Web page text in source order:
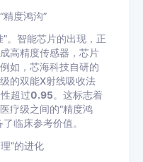
精度鸿沟”
。智能芯片的出现，正
高精度传感器，芯片
如，芯海科技自研的
的双能X射线吸收法
超过0.95。这标志着
疗级之间的“精度鸿
临床参考价值。
”的进化